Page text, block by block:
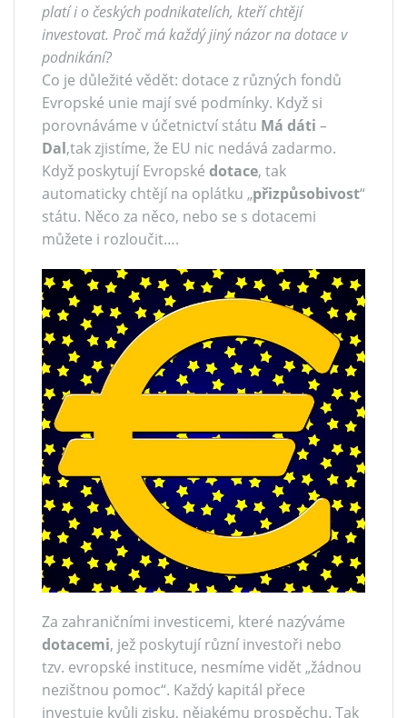
platí i o českých podnikatelích, kteří chtějí
investovat. Proč má každý jiný názor na dotace v
podnikání?
Co je důležité vědět: dotace z různých fondů
Evropské unie mají své podmínky. Když si
porovnáváme v účetnictví státu Má dáti –
Dal,tak zjistíme, že EU nic nedává zadarmo.
Když poskytují Evropské dotace, tak
automaticky chtějí na oplátku „přizpůsobivost“
státu. Něco za něco, nebo se s dotacemi
můžete i rozloučit….
Za zahraničními investicemi, které nazýváme
dotacemi, jež poskytují různí investoři nebo
tzv. evropské instituce, nesmíme vidět „žádnou
nezištnou pomoc“. Každý kapitál přece
investuje kvůli zisku, nějakému prospěchu. Tak